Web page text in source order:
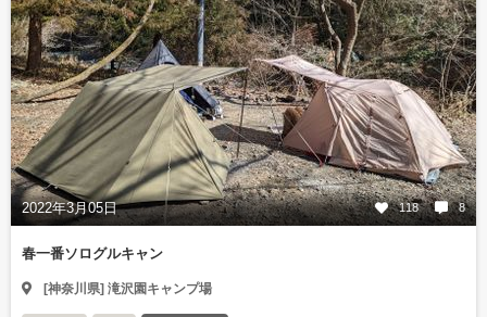
2022年3月05日 118 8
春一番ソログルキャン
[神奈川県] 滝沢園キャンプ場